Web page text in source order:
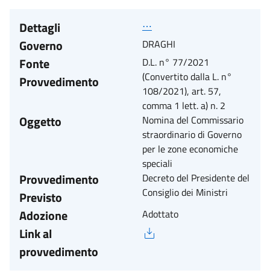
Dettagli
⋯
Governo DRAGHI
Fonte
Provvedimento
D.L. n° 77/2021
(Convertito dalla L. n°
108/2021), art. 57,
comma 1 lett. a) n. 2
Oggetto
Nomina del Commissario
straordinario di Governo
per le zone economiche
speciali
Provvedimento
Previsto
Decreto del Presidente del
Consiglio dei Ministri
Adozione Adottato
Link al
provvedimento